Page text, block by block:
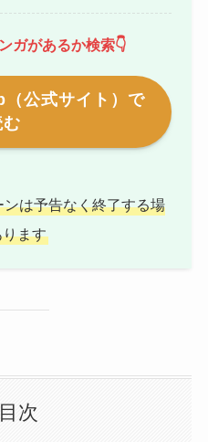
ガがあるか検索👇
公式サイト）で
む
は予告なく終了する場
ます
目次